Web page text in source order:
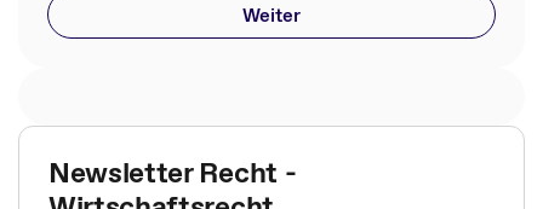
Weiter
Newsletter Recht -